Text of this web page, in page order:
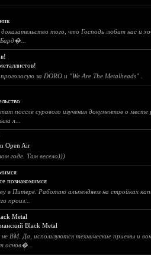
того, что Господь любит нас и
за DORO и "We Are The Metalheads" .
поссле сурового изучения документов о
л...
Open Air
годе. Там весело)))
познакомимся
в Питере. Работаю альпендяем на стройках
произ...
Metal
Black Metal
BM. Да, используются технические приемы и
основ�...